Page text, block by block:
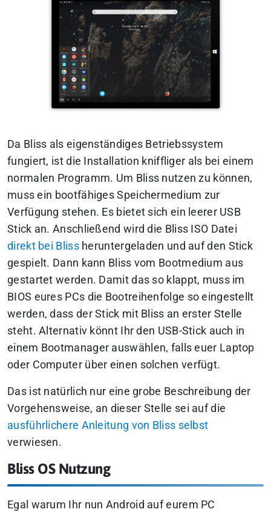
Da Bliss als eigenständiges Betriebssystem
fungiert, ist die Installation kniffliger als bei einem
normalen Programm. Um Bliss nutzen zu können,
muss ein bootfähiges Speichermedium zur
Verfügung stehen. Es bietet sich ein leerer USB
Stick an. Anschließend wird die Bliss ISO Datei
direkt bei Bliss heruntergeladen und auf den Stick
gespielt. Dann kann Bliss vom Bootmedium aus
gestartet werden. Damit das so klappt, muss im
BIOS eures PCs die Bootreihenfolge so eingestellt
werden, dass der Stick mit Bliss an erster Stelle
steht. Alternativ könnt Ihr den USB-Stick auch in
einem Bootmanager auswählen, falls euer Laptop
oder Computer über einen solchen verfügt.
Das ist natürlich nur eine grobe Beschreibung der
Vorgehensweise, an dieser Stelle sei auf die
ausführlichere Anleitung von Bliss selbst
verwiesen.
Bliss OS Nutzung
Egal warum Ihr nun Android auf eurem PC